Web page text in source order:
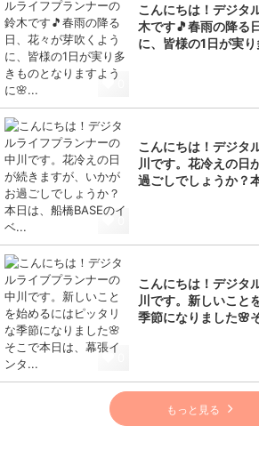
0
こんにちは！デジタ
木です🎵春雨の降る
に、皆様の1日が実
0
こんにちは！デジタ
川です。花冷えの日
過ごしでしょうか？
0
こんにちは！デジタ
川です。新しいこと
季節になりました🌸
もっと見る